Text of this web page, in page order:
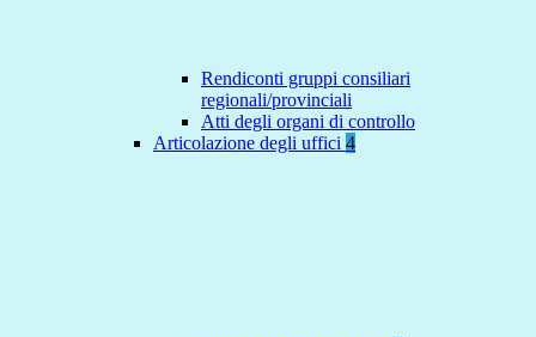
Rendiconti gruppi consiliari
regionali/provinciali
Atti degli organi di controllo
Articolazione degli uffici 4